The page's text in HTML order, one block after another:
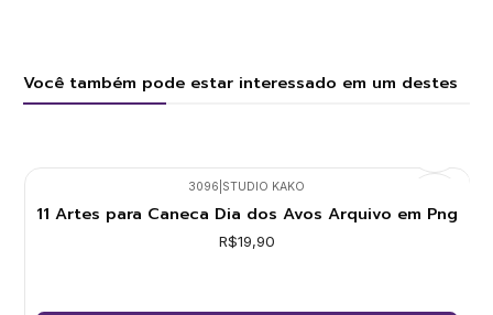
Você também pode estar interessado em um destes
3096 STUDIO KAKO
11 Artes para Caneca Dia dos Avos Arquivo em Png
R$19,90